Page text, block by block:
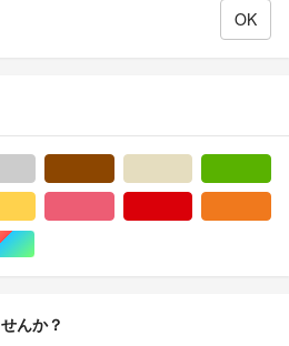
/金色系マルチカラー
んか？